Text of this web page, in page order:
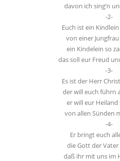
davon ich sing’n
-2-
Euch ist ein
von einer
ein Kindelein so
das soll eur Freud
-3-
Es ist der Herr
der will euch führn
er will eur Heiland
von allen Sünden
-4-
Er bringt euch
die Gott der Vater
daß ihr mit uns im